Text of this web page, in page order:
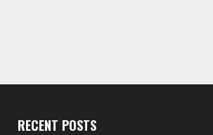
RECENT POSTS